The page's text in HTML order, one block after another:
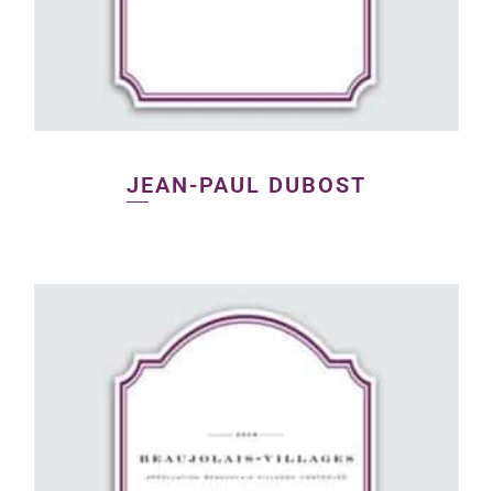
JEAN-PAUL DUBOST